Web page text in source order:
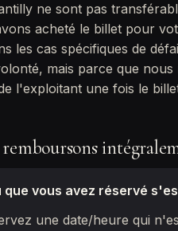
ne sont pas
acheté le billet pour
les cas spécifiques de
mais parce que
l'exploitant une fois le
que vous avez réservé
une date/heure qui